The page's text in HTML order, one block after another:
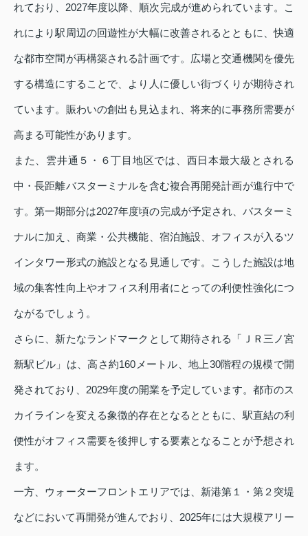
れており、2027年度以降、順次完成が進められています。こ
れにより駅周辺の回遊性が大幅に改善されるとともに、快適
な都市空間が再構築される計画です。広場と交通機関を優先
する構造にすることで、より人に優しい街づくりが期待され
ています。賑わいの創出も見込まれ、将来的に事務所需要が
高まる可能性があります。
また、雲井通５・６丁目地区では、西日本最大級とされる
中・長距離バスターミナルを含む複合再開発計画が進行中で
す。第一期部分は2027年度頃の完成が予定され、バスターミ
ナルに加え、商業・公共機能、宿泊施設、オフィスが入るツ
インタワー形式の施設となる見通しです。こうした施設は地
域の集客性向上やオフィス利用者にとっての利便性強化につ
ながるでしょう。
さらに、新たなランドマークとして期待される「ＪＲ三ノ宮
新駅ビル」は、高さ約160メートル、地上30階程の規模で開
発されており、2029年度の開業を予定しています。都市のス
カイラインを変える象徴的存在となるとともに、駅直結の利
便性がオフィス需要を後押しする要素となることが予想され
ます。
一方、ウォーターフロントエリアでは、新港第１・第２突堤
などにおいて再開発が進んでおり、2025年には大規模アリー